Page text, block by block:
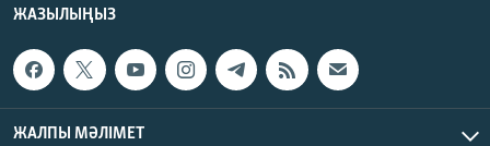
ЖАЗЫЛЫҢЫЗ
ЖАЛПЫ МӘЛІМЕТ